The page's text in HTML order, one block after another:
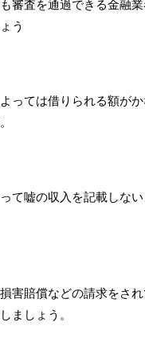
審査を通過できる金融
う
っては借りられる額が
て嘘の収入を記載しな
害賠償などの請求をさ
ましょう。